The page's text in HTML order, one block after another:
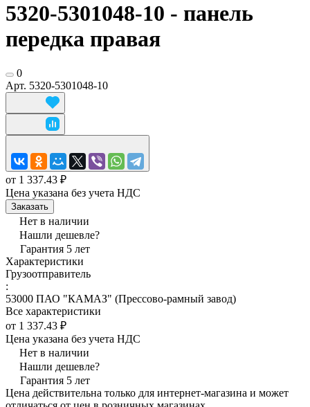
5320-5301048-10 - панель
передка правая
0
Арт. 5320-5301048-10
от 1 337.43 ₽
Цена указана без учета НДС
Заказать
Нет в наличии
Нашли дешевле?
Гарантия 5 лет
Характеристики
Грузоотправитель
:
53000 ПАО "КАМАЗ" (Прессово-рамный завод)
Все характеристики
от 1 337.43 ₽
Цена указана без учета НДС
Нет в наличии
Нашли дешевле?
Гарантия 5 лет
Цена действительна только для интернет-магазина и может